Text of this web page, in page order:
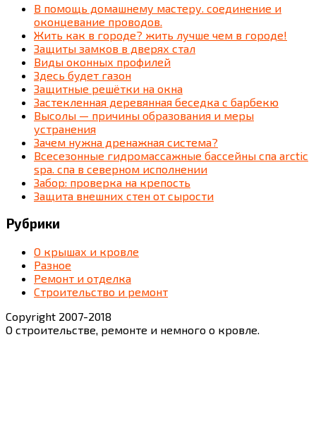
В помощь домашнему мастеру. соединение и
оконцевание проводов.
Жить как в городе? жить лучше чем в городе!
Защиты замков в дверях стал
Виды оконных профилей
Здесь будет газон
Защитные решётки на окна
Застекленная деревянная беседка c барбекю
Высолы — причины образования и меры
устранения
Зачем нужна дренажная система?
Всесезонные гидромассажные бассейны спа arctic
spa. спа в северном исполнении
Забор: проверка на крепость
Защита внешних стен от сырости
Рубрики
О крышах и кровле
Разное
Ремонт и отделка
Строительство и ремонт
Copyright 2007-2018
О строительстве, ремонте и немного о кровле.